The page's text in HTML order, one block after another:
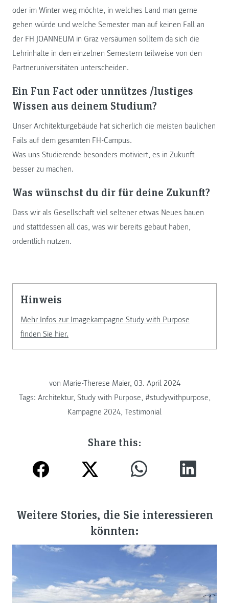
oder im Winter weg möchte, in welches Land man gerne
gehen würde und welche Semester man auf keinen Fall an
der FH JOANNEUM in Graz versäumen solltem da sich die
Lehrinhalte in den einzelnen Semestern teilweise von den
Partneruniversitäten unterscheiden.
Ein Fun Fact oder unnützes /lustiges
Wissen aus deinem Studium?
Unser Architekturgebäude hat sicherlich die meisten baulichen
Fails auf dem gesamten FH-Campus.
Was uns Studierende besonders motiviert, es in Zukunft
besser zu machen.
Was wünschst du dir für deine Zukunft?
Dass wir als Gesellschaft viel seltener etwas Neues bauen
und stattdessen all das, was wir bereits gebaut haben,
ordentlich nutzen.
Hinweis
Mehr Infos zur Imagekampagne Study with Purpose
finden Sie hier.
von Marie-Therese Maier, 03. April 2024
Tags: Architektur, Study with Purpose, #studywithpurpose,
Kampagne 2024, Testimonial
Share this:
Weitere Stories, die Sie interessieren
könnten: